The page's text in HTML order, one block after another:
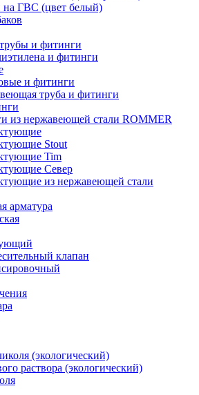
на ГВС (цвет белый)
и фитинги
и фитинги
и фитинги
труба и фитинги
из нержавеющей стали ROMMER
Stout
Tim
Север
из нержавеющей стали
арматура
клапан
(экологический)
раствора (экологический)